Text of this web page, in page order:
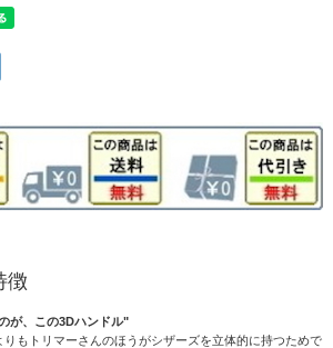
徴
が、この3Dハンドル"
もトリマーさんのほうがシザーズを立体的に持つためで